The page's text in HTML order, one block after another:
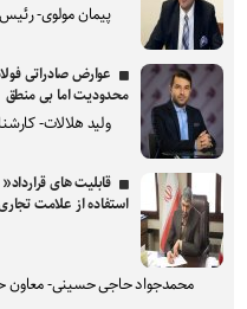
پیمان مولوی-
عوارض صادراتی
محدودیت اما بی منطق
ولید هلالات-
قابلیت های
استفاده از علامت
محمدجواد حاجی حسینی- معاون